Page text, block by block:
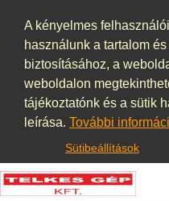
A kényelmes
használunk a tartalom
biztosításához, a
weboldalon
tájékoztatónk és a sütik
leírása. További
Sütibeállítások